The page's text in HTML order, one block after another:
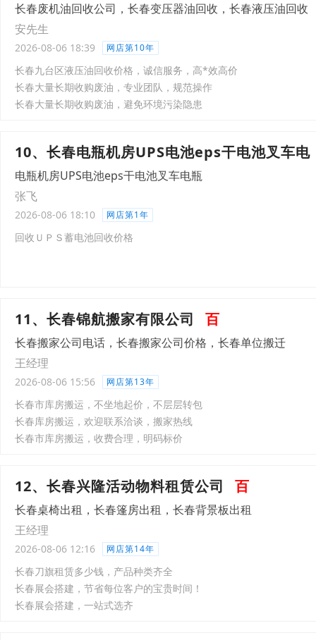
长春废机油回收公司，长春变压器油回收，长春液压油回收
安先生
2026-08-06 18:39 网店第10年
长春九台区液压油回收价格，诚信服务，高*效高价
长春大量长期收购废油，专业团队，规范操作
长春大量长期收购废油，避免环境污染隐患
10、长春电瓶机房UPS电池eps干电池叉车电
电瓶机房UPS电池eps干电池叉车电瓶
张飞
2026-08-06 18:10 网店第1年
回收ＵＰＳ蓄电池回收价格
11、长春锦航搬家有限公司 百
长春搬家公司电话，长春搬家公司价格，长春单位搬迁
王经理
2026-08-06 15:56 网店第13年
长春市库房搬运，不坐地起价，不层层转包
长春库房搬运，欢迎联系洽谈，搬家热线
长春市库房搬运，收费合理，明码标价
12、长春兴隆活动物料租赁公司 百
长春桌椅出租，长春篷房出租，长春背景板出租
王经理
2026-08-06 12:16 网店第14年
长春刀旗租赁多少钱，产品种类齐全
长春展会搭建，节省每位客户的宝贵时间！
长春展会搭建，一站式选齐